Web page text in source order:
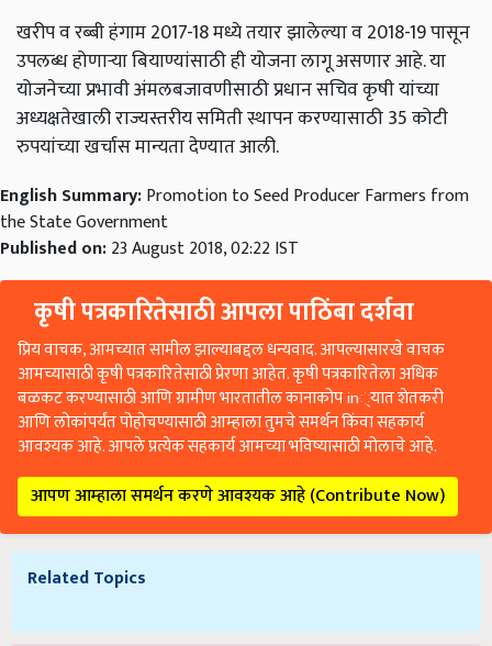
खरीप व रब्बी हंगाम2017-18मध्ये तयार झालेल्या व2018-19पासून
उपलब्ध होणाऱ्या बियाण्यांसाठी ही योजना लागू असणार आहे. या
योजनेच्या प्रभावी अंमलबजावणीसाठी प्रधान सचिव कृषी यांच्या
अध्यक्षतेखाली राज्यस्तरीय समिती स्थापन करण्यासाठी35कोटी
रुपयांच्या खर्चास मान्यता देण्यात आली.
English Summary:Promotion to Seed Producer Farmers from
the State Government
Published on:23 August 2018, 02:22 IST
कृषी पत्रकारितेसाठी आपला पाठिंबा दर्शवा
प्रिय वाचक, आमच्यात सामील झाल्याबद्दल धन्यवाद. आपल्यासारखे वाचक
आमच्यासाठी कृषी पत्रकारितेसाठी प्रेरणा आहेत. कृषी पत्रकारितेला अधिक
बळकट करण्यासाठी आणि ग्रामीण भारतातील कानाकोप in्यात शेतकरी
आणि लोकांपर्यंत पोहोचण्यासाठी आम्हाला तुमचे समर्थन किंवा सहकार्य
आवश्यक आहे. आपले प्रत्येक सहकार्य आमच्या भविष्यासाठी मोलाचे आहे.
आपण आम्हाला समर्थन करणे आवश्यक आहे (Contribute Now)
Related Topics